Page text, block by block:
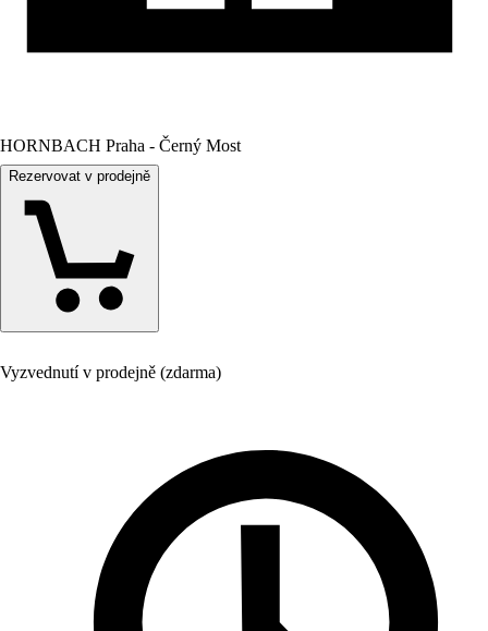
HORNBACH Praha - Černý Most
Rezervovat v prodejně
Vyzvednutí v prodejně (zdarma)